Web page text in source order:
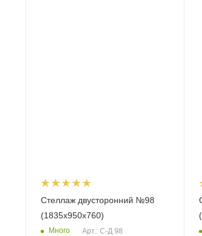
Стеллаж двусторонний №98
(1835х950х760)
Много Арт.: С-Д 98